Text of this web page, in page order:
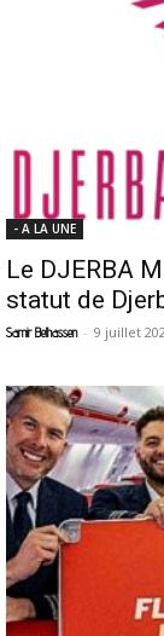
- A LA UNE
Le DJERBA
statut de
Samir Belhassen - 9 juillet